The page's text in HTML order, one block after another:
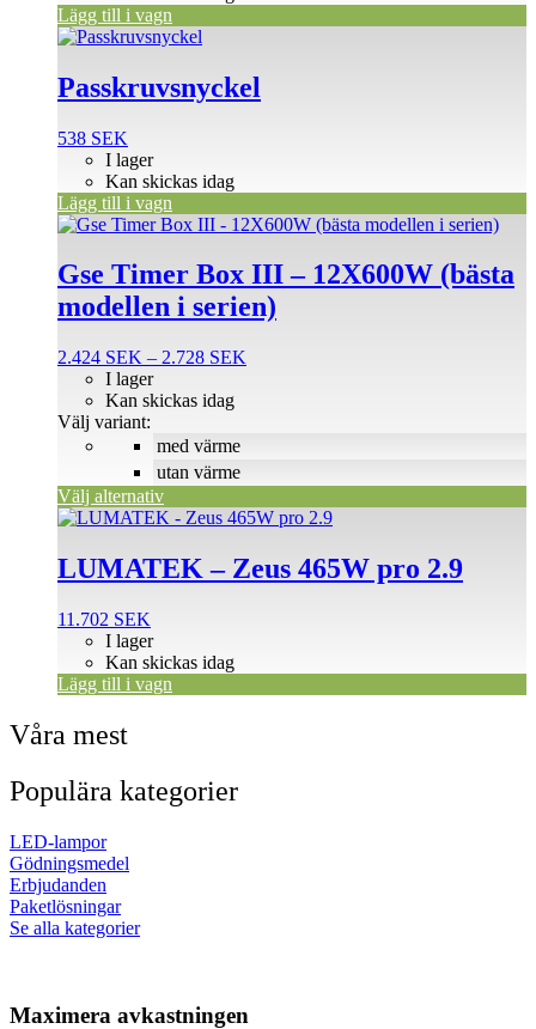
var:
228 SEK.
Lägg till i vagn
Passkruvsnyckel
538 SEK
I lager
Kan skickas idag
Lägg till i vagn
Gse Timer Box III – 12X600W (bästa
modellen i serien)
2.424 SEK – 2.728 SEK
med värme
utan värme
I lager
Kan skickas idag
Välj variant:
Välj alternativ
Den
produkten
har
flera
De
olika
alternativen
kan
väljas
produktsidan
LUMATEK – Zeus 465W pro 2.9
11.702 SEK
I lager
Kan skickas idag
Lägg till i vagn
Våra mest
Populära kategorier
LED-lampor
Gödningsmedel
Erbjudanden
Paketlösningar
Se alla kategorier
Maximera avkastningen